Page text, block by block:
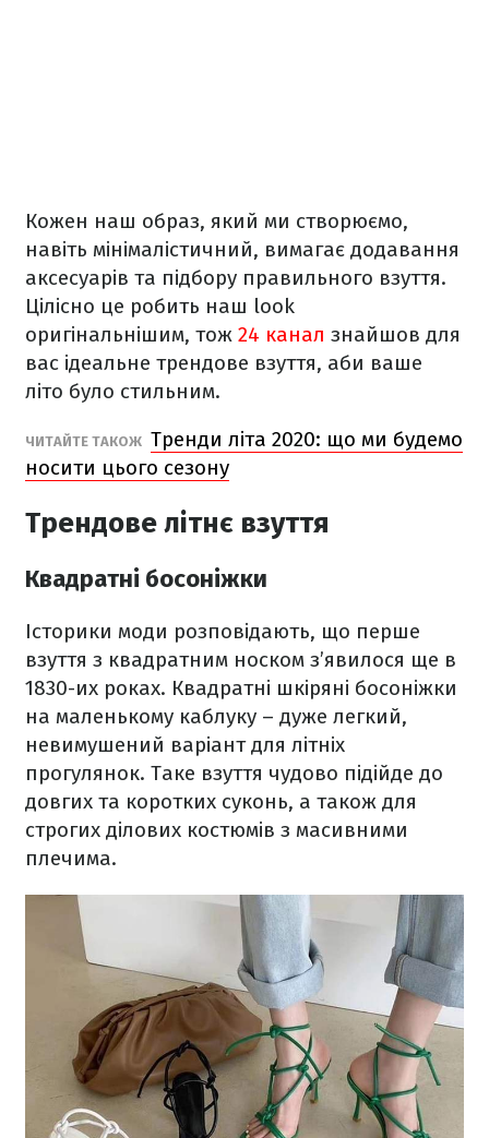
Кожен наш образ, який ми створюємо,
навіть мінімалістичний, вимагає додавання
аксесуарів та підбору правильного взуття.
Цілісно це робить наш look
оригінальнішим, тож 24 канал знайшов для
вас ідеальне трендове взуття, аби ваше
літо було стильним.
ЧИТАЙТЕ ТАКОЖ Тренди літа 2020: що ми будемо
носити цього сезону
Трендове літнє взуття
Квадратні босоніжки
Історики моди розповідають, що перше
взуття з квадратним носком з’явилося ще в
1830-их роках. Квадратні шкіряні босоніжки
на маленькому каблуку – дуже легкий,
невимушений варіант для літніх
прогулянок. Таке взуття чудово підійде до
довгих та коротких суконь, а також для
строгих ділових костюмів з масивними
плечима.